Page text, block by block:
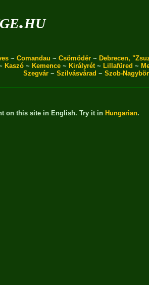
~ Comandau ~ Csömödér~ Debrecen,
Kaszó~ Kemence~ Királyrét~ Lillafüred ~
Szegvár ~ Szilvásvárad ~ Szob-
on this site in English. Try it in Hungarian.